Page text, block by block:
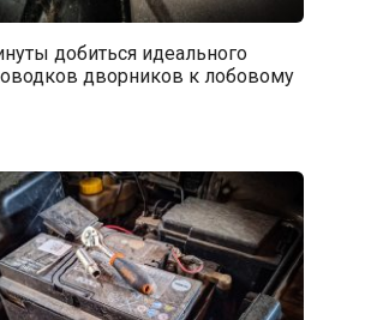
добиться идеального
дворников к лобовому